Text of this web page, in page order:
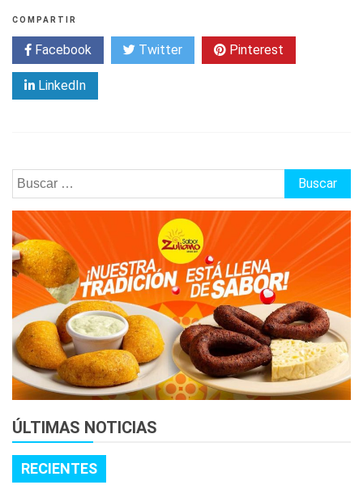
COMPARTIR
Facebook Twitter Pinterest
LinkedIn
Buscar:
ÚLTIMAS NOTICIAS
RECIENTES